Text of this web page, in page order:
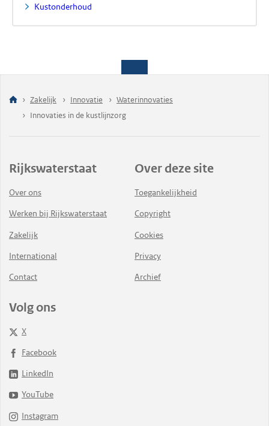
Kustonderhoud
Zakelijk Innovatie
Waterinnovaties
Innovaties in de kustlijnzorg
Rijkswaterstaat
Over ons
Werken bij Rijkswaterstaat
Zakelijk
International
Contact
Over deze site
Toegankelijkheid
Copyright
Cookies
Privacy
Archief
Volg ons
X
Facebook
LinkedIn
YouTube
Instagram